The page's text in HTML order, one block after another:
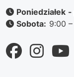
Poniedziałek
Sobota: 9:00